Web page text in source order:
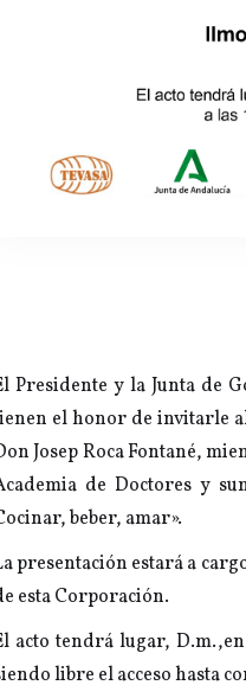
Presidente y la Junta de
el honor de invitarle
Josep Roca Fontané,
de Doctores y
beber, amar».
presentación estará a
esta Corporación.
acto tendrá lugar,
libre el acceso hasta